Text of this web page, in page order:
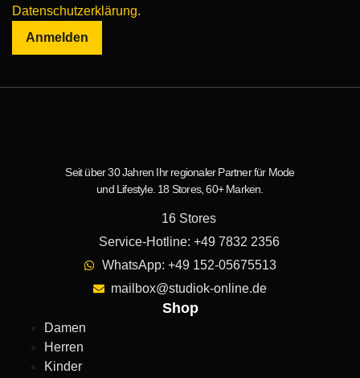
Datenschutzerklärung.
Anmelden
Seit über 30 Jahren Ihr regionaler Partner für Mode
und Lifestyle. 18 Stores, 60+ Marken.
16 Stores
Service-Hotline: +49 7832 2356
WhatsApp: +49 152-05675513
mailbox@studiok-online.de
Shop
Damen
Herren
Kinder